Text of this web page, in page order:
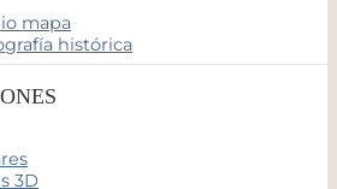
mapa
histórica
3D